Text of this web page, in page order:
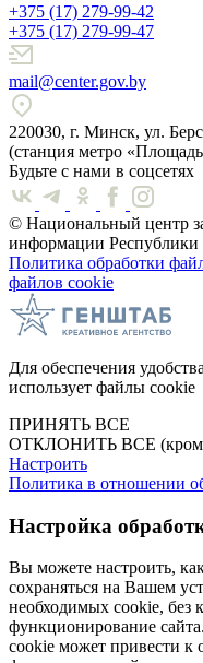
+375 (17) 279-99-42
+375 (17) 279-99-47
mail@center.gov.by
220030, г. Минск, ул.
(станция метро
Будьте с нами в соцсетях
© Национальный центр
информации Республики
Политика обработки
файлов cookie
Для обеспечения
использует файлы cookie
ПРИНЯТЬ ВСЕ
ОТКЛОНИТЬ ВСЕ
Настроить
Политика в отношении
Настройка
Вы можете настроить,
сохраняться на Вашем
необходимых cookie, без
функционирование
cookie может привести к